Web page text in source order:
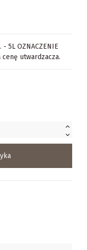
5L OZNACZENIE
cenę utwardzacza.